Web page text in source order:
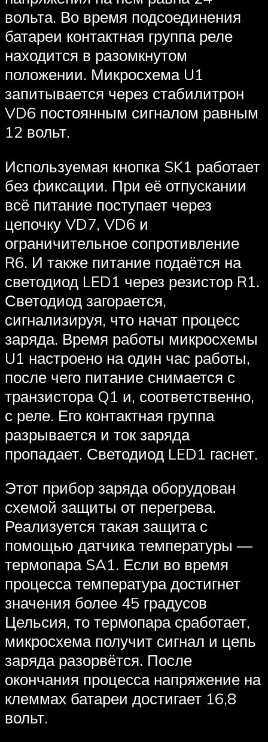
вольта. Во время подсоединения
батареи контактная группа реле
находится в разомкнутом
положении. Микросхема U1
запитывается через стабилитрон
VD6 постоянным сигналом равным
12 вольт.
Используемая кнопка SK1 работает
без фиксации. При её отпускании
всё питание поступает через
цепочку VD7, VD6 и
ограничительное сопротивление
R6. И также питание подаётся на
светодиод LED1 через резистор R1.
Светодиод загорается,
сигнализируя, что начат процесс
заряда. Время работы микросхемы
U1 настроено на один час работы,
после чего питание снимается с
транзистора Q1 и, соответственно,
с реле. Его контактная группа
разрывается и ток заряда
пропадает. Светодиод LED1 гаснет.
Этот прибор заряда оборудован
схемой защиты от перегрева.
Реализуется такая защита с
помощью датчика температуры —
термопара SA1. Если во время
процесса температура достигнет
значения более 45 градусов
Цельсия, то термопара сработает,
микросхема получит сигнал и цепь
заряда разорвётся. После
окончания процесса напряжение на
клеммах батареи достигает 16,8
вольт.